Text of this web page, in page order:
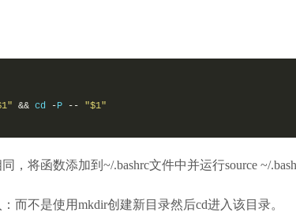
&& cd -P --
"$1"
，将函数添加到~/.bashrc文件中并运行source ~/
而不是使用mkdir创建新目录然后cd进入该目录。